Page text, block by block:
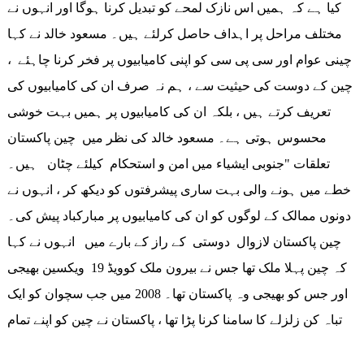
کیا ہے کہ ہمیں اس نازک لمحے کو تبدیل کرنا ہوگا اور انہوں نے
مختلف مراحل پر اہداف حاصل کرلئے ہیں۔ مسعود خالد نے کہا
چینی عوام اور سی پی سی کو اپنی کامیابیوں پر فخر کرنا چاہئے ،
چین کے دوست کی حیثیت سے ، ہم نہ صرف ان کی کامیابیوں کی
تعریف کرتے ہیں ، بلکہ ان کی کامیابیوں پر ہمیں بہت خوشی
محسوس ہوتی ہے۔ مسعود خالد کی نظر میں چین پاکستان
تعلقات "جنوبی ایشیاء میں امن و استحکام کیلئے چٹان ہیں۔
خطے میں ہونے والی بہت ساری پیشرفتوں کو دیکھ کر ، انہوں نے
دونوں ممالک کے لوگوں کو ان کی کامیابیوں پر مبارکباد پیش کی۔
چین پاکستان لازوال دوستی کے راز کے بارے میں انہوں نے کہا
کہ چین پہلا ملک تھا جس نے بیرون ملک کوویڈ 19 ویکسین بھیجی
اور جس کو بھیجی وہ پاکستان تھا۔ 2008 میں جب سچوان کو ایک
تباہ کن زلزلے کا سامنا کرنا پڑا تھا ، پاکستان نے چین کو اپنے تمام